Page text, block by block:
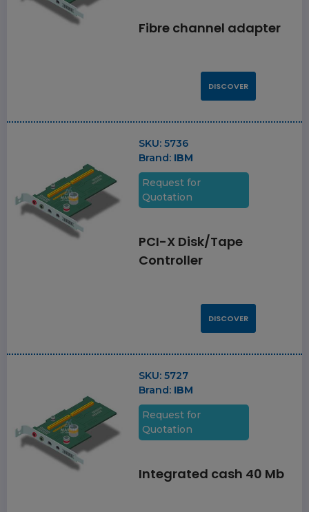
Fibre channel adapter
DISCOVER
SKU:5736
Brand: IBM
Request for
Quotation
PCI-X Disk/Tape
Controller
DISCOVER
SKU:5727
Brand: IBM
Request for
Quotation
Integrated cash 40 Mb